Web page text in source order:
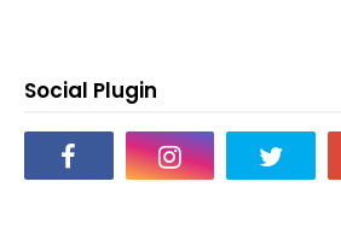
Social Plugin